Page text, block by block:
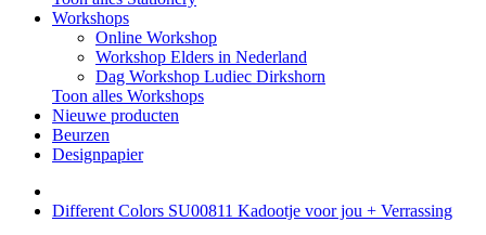
Workshops
Online Workshop
Workshop Elders in Nederland
Dag Workshop Ludiec Dirkshorn
Toon alles Workshops
Nieuwe producten
Beurzen
Designpapier
Different Colors SU00811 Kadootje voor jou + Verrassing